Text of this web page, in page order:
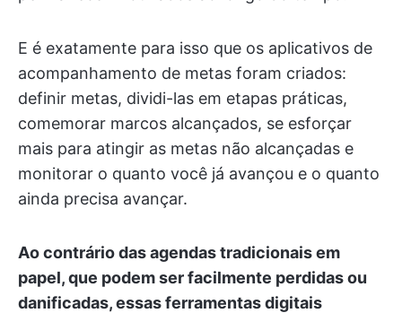
E é exatamente para isso que os aplicativos de
acompanhamento de metas foram criados:
definir metas, dividi-las em etapas práticas,
comemorar marcos alcançados, se esforçar
mais para atingir as metas não alcançadas e
monitorar o quanto você já avançou e o quanto
ainda precisa avançar.
Ao contrário das agendas tradicionais em
papel, que podem ser facilmente perdidas ou
danificadas, essas ferramentas digitais